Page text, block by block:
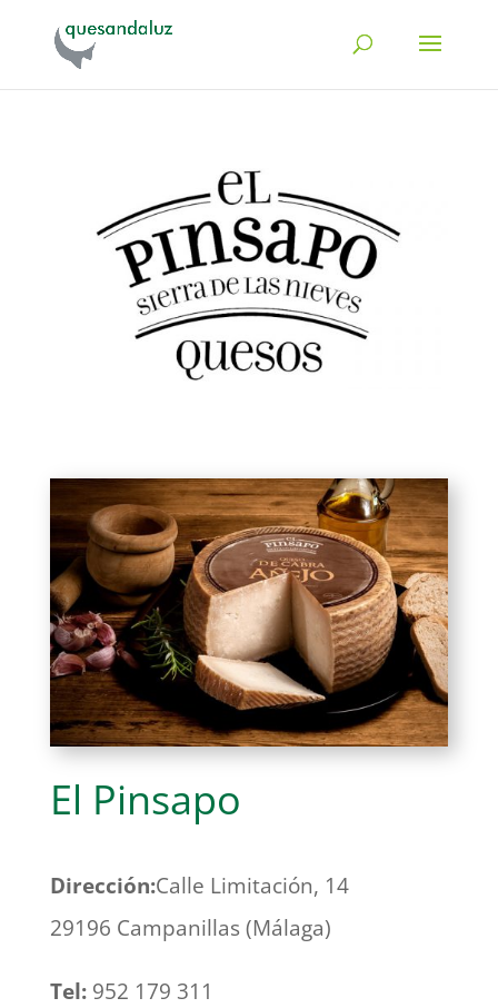
El Pinsapo
Dirección:Calle Limitación, 14
29196 Campanillas (Málaga)
Tel:952 179 311